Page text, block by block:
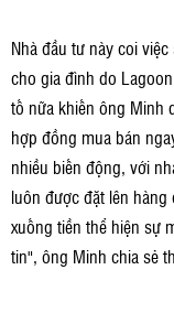
Nhà đầu tư này coi
cho gia đình do
tố nữa khiến ông Minh
hợp đồng mua bán
nhiều biến động, với
luôn được đặt lên
xuống tiền thể hiện sự
tin", ông Minh chia sẻ